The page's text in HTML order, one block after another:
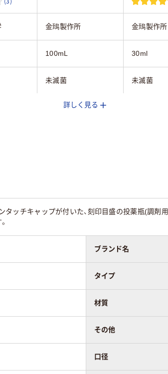
金鵄製作所 金鵄製作所
100mL 30ml
未滅菌 未滅菌
本体：ポリプロピレ
詳しく見る
タッチキャップが付いた、刻印目盛の投薬瓶(調剤
ブランド名
タイプ
材質
その他
口径